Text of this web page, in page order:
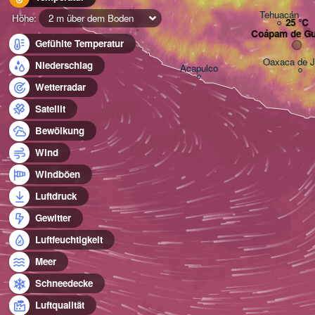
Höhe:
2 m über dem Boden
Gefühlte Temperatur
Niederschlag
Wetterradar
Satellit
Bewölkung
Wind
Windböen
Luftdruck
Gewitter
Luftfeuchtigkeit
Meer
Schneedecke
Luftqualität
Acapulco Oaxaca de
Tehuacán
Coápam de